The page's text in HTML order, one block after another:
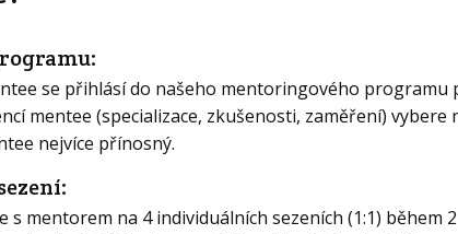
se přihlásí do našeho mentoringového
mentee (specializace, zkušenosti, zaměření)
nejvíce přínosný.
s mentorem na 4 individuálních sezeních (1:1) během